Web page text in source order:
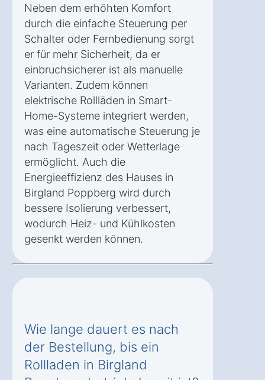
Neben dem erhöhten Komfort
durch die einfache Steuerung per
Schalter oder Fernbedienung sorgt
er für mehr Sicherheit, da er
einbruchsicherer ist als manuelle
Varianten. Zudem können
elektrische Rollläden in Smart-
Home-Systeme integriert werden,
was eine automatische Steuerung je
nach Tageszeit oder Wetterlage
ermöglicht. Auch die
Energieeffizienz des Hauses in
Birgland Poppberg wird durch
bessere Isolierung verbessert,
wodurch Heiz- und Kühlkosten
gesenkt werden können.
Wie lange dauert es nach
der Bestellung, bis ein
Rollladen in Birgland